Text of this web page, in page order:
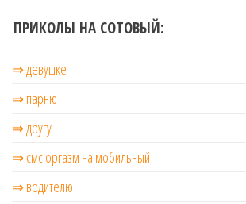
ПРИКОЛЫ НА СОТОВЫЙ:
⇒ девушке
⇒ парню
⇒ другу
⇒ смс оргазм на мобильный
⇒ водителю